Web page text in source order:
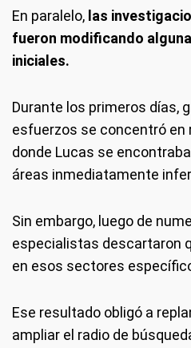
En paralelo, las
fueron modificando
iniciales.
Durante los primeros días,
esfuerzos se concentró
donde Lucas se
áreas inmediatamente
Sin embargo, luego de
especialistas descartaron
en esos sectores
Ese resultado obligó a
ampliar el radio de